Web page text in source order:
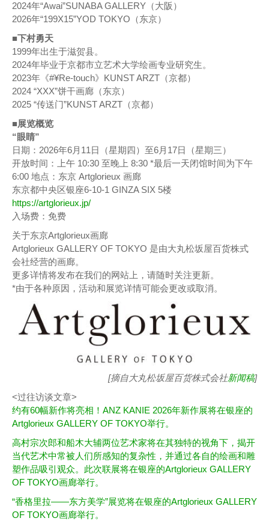
2024年“Awai”SUNABA GALLERY（大阪）
2026年“199X15”YOD TOKYO（东京）
■下村勇天
1999年出生于滋贺县。
2024年毕业于京都市立艺术大学绘画专业研究生。
2023年《#¥Re-touch》KUNST ARZT（京都）
2024 “XXX”饼干画廊（东京）
2025 “传送门”KUNST ARZT（京都）
■展览概览
“眼睛”
日期：2026年6月11日（星期四）至6月17日（星期三）
开放时间：上午 10:30 至晚上 8:30 *最后一天闭馆时间为下午
6:00 地点：东京 Artglorieux 画廊
东京都中央区银座6-10-1 GINZA SIX 5楼
https://artglorieux.jp/
入场费：免费
关于东京Artglorieux画廊
Artglorieux GALLERY OF TOKYO 是由大丸松坂屋百货株式
会社经营的画廊。
更多详情将发布在我们的网站上，请随时关注更新。
*由于各种原因，活动和展览详情可能会更改或取消。
[摘自大丸松坂屋百货株式会社新闻稿]
<过往访谈文章>
约有60幅新作将亮相！ANZ KANIE 2026年新作展将在银座的
Artglorieux GALLERY OF TOKYO举行。
高村宗次郎和船木大辅两位艺术家将在其独特的视角下，揭开
当代艺术中常被人们所感知的复杂性，并通过各自的绘画和雕
塑作品吸引观众。此次联展将在银座的Artglorieux GALLERY
OF TOKYO画廊举行。
“香格里拉——东方美学”展览将在银座的Artglorieux GALLERY
OF TOKYO画廊举行。